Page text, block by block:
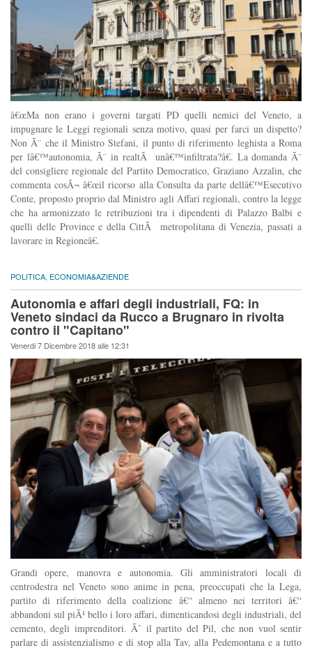
â€œMa non erano i governi targati PD quelli nemici del Veneto, a
impugnare le Leggi regionali senza motivo, quasi per farci un dispetto?
Non Ã¨ che il Ministro Stefani, il punto di riferimento leghista a Roma
per lâ€™autonomia, Ã¨ in realtÃ unâ€™infiltrata?â€. La domanda Ã¨
del consigliere regionale del Partito Democratico, Graziano Azzalin, che
commenta cosÃ¬ â€œil ricorso alla Consulta da parte dellâ€™Esecutivo
Conte, proposto proprio dal Ministro agli Affari regionali, contro la legge
che ha armonizzato le retribuzioni tra i dipendenti di Palazzo Balbi e
quelli delle Province e della CittÃ metropolitana di Venezia, passati a
lavorare in Regioneâ€.
POLITICA ECONOMIA&AZIENDE
Autonomia e affari degli industriali, FQ: in
Veneto sindaci da Rucco a Brugnaro in rivolta
contro il "Capitano"
Venerdi 7 Dicembre 2018 alle 12:31
Grandi opere, manovra e autonomia. Gli amministratori locali di
centrodestra nel Veneto sono anime in pena, preoccupati che la Lega,
partito di riferimento della coalizione â€“ almeno nei territori â€“
abbandoni sul piÃ¹ bello i loro affari, dimenticandosi degli industriali, del
cemento, degli imprenditori. Ãˆ il partito del Pil, che non vuol sentir
parlare di assistenzialismo e di stop alla Tav, alla Pedemontana e a tutto